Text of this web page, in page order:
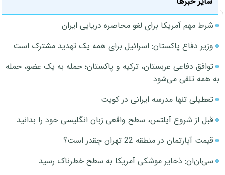
شرط مهم آمریکا برای لغو محاصره دریایی ایران
وزیر دفاع پاکستان: اسرائیل برای همه یک تهدید مشترک است
توافق دفاعی عربستان، ترکیه و پاکستان؛ حمله به یک عضو، حمله
به همه تلقی می‌شود
تعطیلی تنها مدرسه ایرانی در کویت
قبل از شروع آیلتس، سطح واقعی زبان انگلیسی خود را بدانید
قیمت آپارتمان در منطقه 22 تهران چقدر است؟
سی‌ان‌ان: ذخایر موشکی آمریکا به سطح خطرناک رسید